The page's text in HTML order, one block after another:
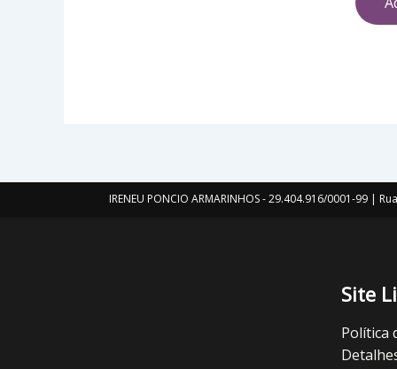
IRENEU PONCIO ARMARINHOS - 29.404.916/0001-99
Site
Política